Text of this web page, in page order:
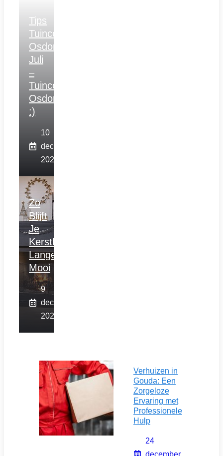
Tips
Tuincentrum
Osdorp
Juli
–
Tuincentrum
Osdorp
:)
10
december
2025
Zo
Blijft
Je
Kerstboom
Langer
Mooi
9
december
2025
Verhuizen in
Gouda: Een
Zorgeloze
Ervaring met
Professionele
Hulp
24
december